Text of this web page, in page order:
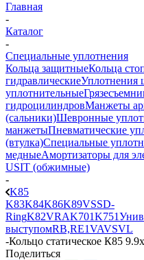
Главная
-
Каталог
-
Специальные уплотнения
Кольца защитныеКольца
гидравлическиеУплотнения
уплотнительные
гидроцилиндровМанжеты
(сальники)Шевронные
манжетыПневматические
(втулка)Специальные
медныеАмортизаторы для
USIT (обжимные)
-
K85
K83K84K86K89VSSD-
RingK82VRAK701K751
выступомRB,RE1VAVSVL
-Кольцо статическое К85
Поделиться